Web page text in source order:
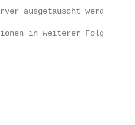
ausgetauscht
in weiterer Folge